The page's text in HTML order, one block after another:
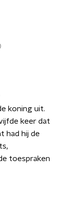
koning uit.
keer dat
had hij de
toespraken